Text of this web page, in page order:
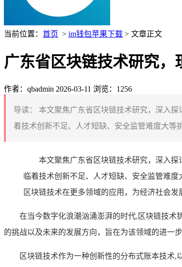
当前位置： 首页 > im钱包苹果下载 > 文章正文
广东省区块链技术研究
作者：qbadmin 2026-03-11 浏览：1256
导读：
本文聚焦广东省区块链技术研究，深入
着技术创新不足、人才短缺、安全监管难度大等
本文聚焦广东省区块链技术研究，深入
临着技术创新不足、人才短缺、安全监管难
区块链技术在更多领域的应用，为经济社会发
在当今数字化浪潮汹涌澎湃的时代,区块链技术
的挑战以及未来的发展方向，旨在为该领域的进一
区块链技术作为一种创新性的分布式账本技术